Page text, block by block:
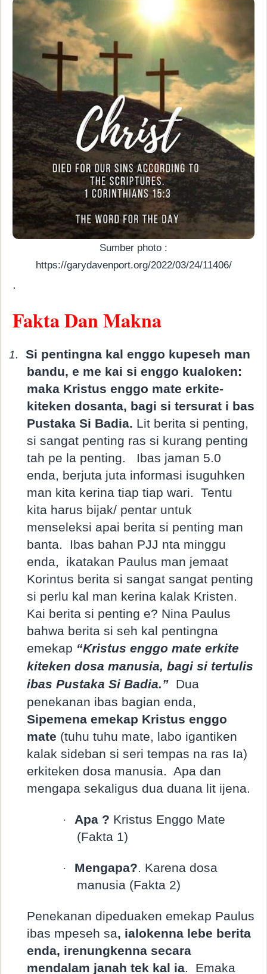
Sumber photo :
https://garydavenport.org/2022/03/24/11406/
.
Fakta Dan Makna
1.
Si pentingna kal enggo kupeseh man
bandu, e me kai si enggo kualoken:
maka Kristus enggo mate erkite-
kiteken dosanta, bagi si tersurat i bas
Pustaka Si Badia. Lit berita si penting,
si sangat penting ras si kurang penting
tah pe la penting.
Ibas jaman 5.0
enda, berjuta juta informasi isuguhken
man kita kerina tiap tiap wari. Tentu
kita harus bijak/ pentar untuk
menseleksi apai berita si penting man
banta.
Ibas bahan PJJ nta minggu
enda,
ikatakan Paulus man jemaat
Korintus berita si sangat sangat penting
si perlu kal man kerina kalak Kristen.
Kai berita si penting e? Nina Paulus
bahwa berita si seh kal pentingna
emekap “Kristus enggo mate erkite
kiteken dosa manusia, bagi si tertulis
ibas Pustaka Si Badia.” Dua
penekanan ibas bagian enda,
Sipemena emekap Kristus enggo
mate (tuhu tuhu mate, labo igantiken
kalak sideban si seri tempas na ras Ia)
erkiteken dosa manusia. Apa dan
mengapa sekaligus dua duana lit ijena.
· Apa ? Kristus Enggo Mate
(Fakta 1)
· Mengapa?. Karena dosa
manusia (Fakta 2)
Penekanan dipeduaken emekap Paulus
ibas mpeseh sa, ialokenna lebe berita
enda, irenungkenna secara
mendalam janah tek kal ia. Emaka